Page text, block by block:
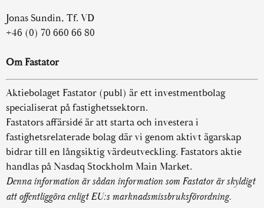
Jonas Sundin, Tf. VD
+46 (0) 70 660 66 80
Om Fastator
Aktiebolaget Fastator (publ) är ett investmentbolag
specialiserat på fastighetssektorn.
Fastators affärsidé är att starta och investera i
fastighetsrelaterade bolag där vi genom aktivt ägarskap
bidrar till en långsiktig värdeutveckling. Fastators aktie
handlas på Nasdaq Stockholm Main Market.
Denna information är sådan information som Fastator är skyldigt
att offentliggöra enligt EU:s marknadsmissbruksförordning.